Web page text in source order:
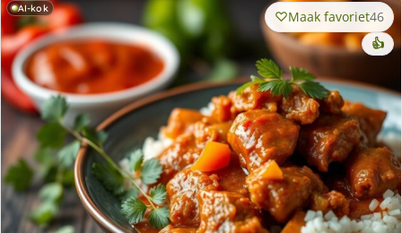
AI-kok Maak favoriet46
👍